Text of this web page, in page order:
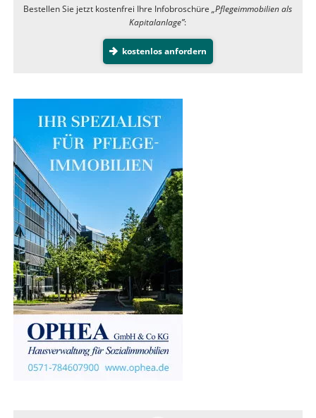
Bestellen Sie jetzt kostenfrei Ihre Infobroschüre„Pflegeimmobilien als
Kapitalanlage”:
kostenlos anfordern